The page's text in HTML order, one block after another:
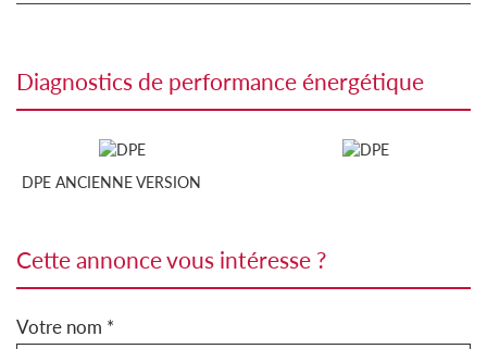
diagnostics de performance énergétique
DPE ANCIENNE VERSION
cette annonce vous intéresse ?
Votre nom *